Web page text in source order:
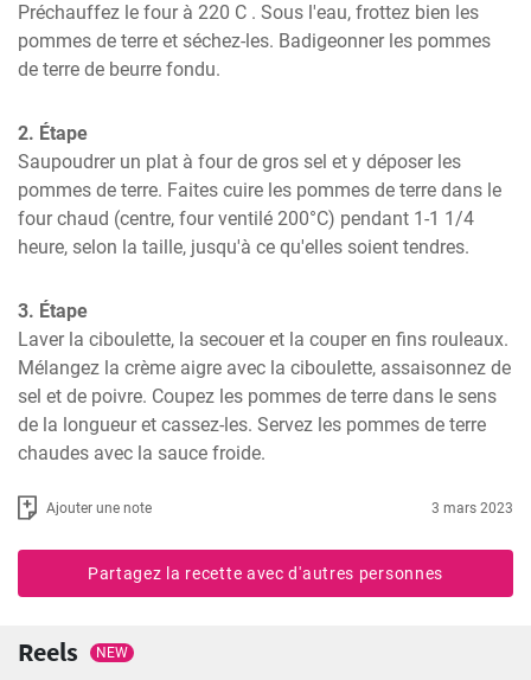
Préchauffez le four à 220 C . Sous l'eau, frottez bien les
pommes de terre et séchez-les. Badigeonner les pommes
de terre de beurre fondu.
2. Étape
Saupoudrer un plat à four de gros sel et y déposer les
pommes de terre. Faites cuire les pommes de terre dans le
four chaud (centre, four ventilé 200°C) pendant 1-1 1/4
heure, selon la taille, jusqu'à ce qu'elles soient tendres.
3. Étape
Laver la ciboulette, la secouer et la couper en fins rouleaux.
Mélangez la crème aigre avec la ciboulette, assaisonnez de
sel et de poivre. Coupez les pommes de terre dans le sens
de la longueur et cassez-les. Servez les pommes de terre
chaudes avec la sauce froide.
Ajouter une note 3 mars 2023
Partagez la recette avec d'autres personnes
Reels NEW